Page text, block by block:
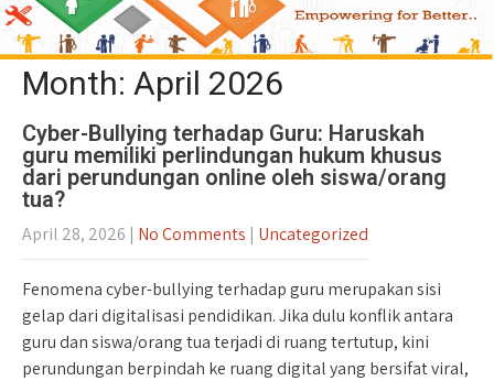
Month: April 2026
Cyber-Bullying terhadap Guru: Haruskah
guru memiliki perlindungan hukum khusus
dari perundungan online oleh siswa/orang
tua?
April 28, 2026 | No Comments | Uncategorized
Fenomena cyber-bullying terhadap guru merupakan sisi
gelap dari digitalisasi pendidikan. Jika dulu konflik antara
guru dan siswa/orang tua terjadi di ruang tertutup, kini
perundungan berpindah ke ruang digital yang bersifat viral,